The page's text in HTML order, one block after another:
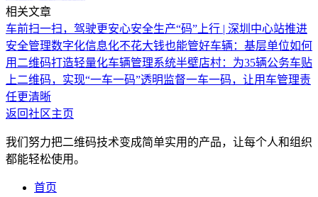
相关文章
车前扫一扫，驾驶更安心安全生产“码”上行 | 深圳中心站推进
安全管理数字化信息化不花大钱也能管好车辆：基层单位如何
用二维码打造轻量化车辆管理系统半壁店村：为35辆公务车贴
上二维码，实现“一车一码”透明监督一车一码，让用车管理责
任更清晰
返回社区主页
我们努力把二维码技术变成简单实用的产品，让每个人和组织
都能轻松使用。
首页